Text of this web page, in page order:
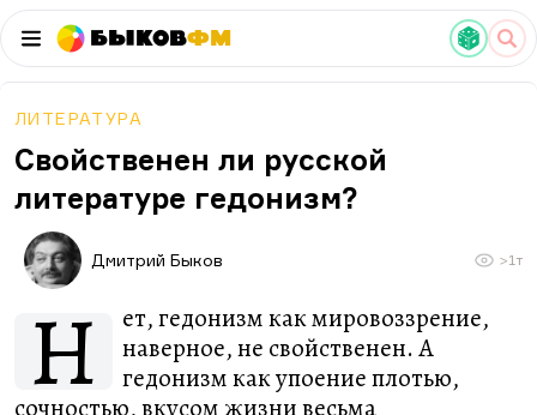
БыковФМ
ЛИТЕРАТУРА
Свойственен ли русской
литературе гедонизм?
Дмитрий Быков >1т
Н
ет, гедонизм как мировоззрение,
наверное, не свойственен. А
гедонизм как упоение плотью,
сочностью, вкусом жизни весьма